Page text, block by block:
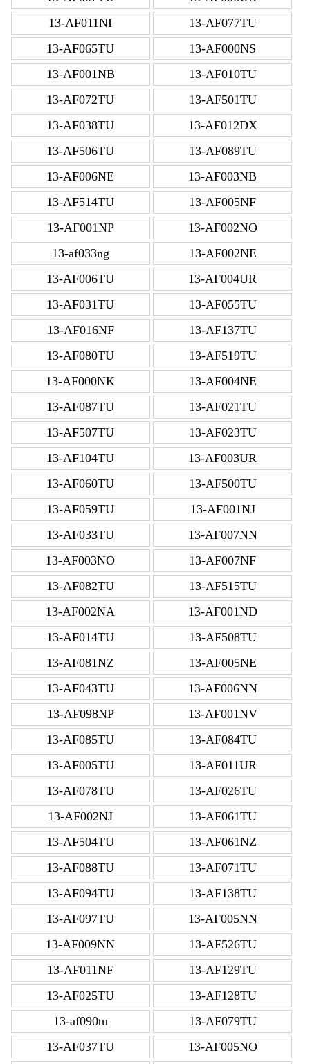
13-AF011NI
13-AF077TU
13-AF065TU
13-AF000NS
13-AF001NB
13-AF010TU
13-AF072TU
13-AF501TU
13-AF038TU
13-AF012DX
13-AF506TU
13-AF089TU
13-AF006NE
13-AF003NB
13-AF514TU
13-AF005NF
13-AF001NP
13-AF002NO
13-af033ng
13-AF002NE
13-AF006TU
13-AF004UR
13-AF031TU
13-AF055TU
13-AF016NF
13-AF137TU
13-AF080TU
13-AF519TU
13-AF000NK
13-AF004NE
13-AF087TU
13-AF021TU
13-AF507TU
13-AF023TU
13-AF104TU
13-AF003UR
13-AF060TU
13-AF500TU
13-AF059TU
13-AF001NJ
13-AF033TU
13-AF007NN
13-AF003NO
13-AF007NF
13-AF082TU
13-AF515TU
13-AF002NA
13-AF001ND
13-AF014TU
13-AF508TU
13-AF081NZ
13-AF005NE
13-AF043TU
13-AF006NN
13-AF098NP
13-AF001NV
13-AF085TU
13-AF084TU
13-AF005TU
13-AF011UR
13-AF078TU
13-AF026TU
13-AF002NJ
13-AF061TU
13-AF504TU
13-AF061NZ
13-AF088TU
13-AF071TU
13-AF094TU
13-AF138TU
13-AF097TU
13-AF005NN
13-AF009NN
13-AF526TU
13-AF011NF
13-AF129TU
13-AF025TU
13-AF128TU
13-af090tu
13-AF079TU
13-AF037TU
13-AF005NO